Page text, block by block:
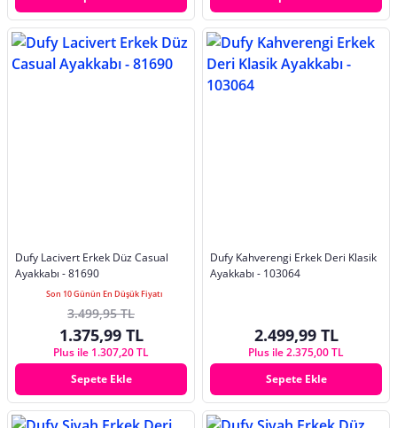
Dufy Lacivert Erkek Düz Casual
Ayakkabı - 81690
Son 10 Günün En Düşük Fiyatı
3.499,95 TL
1.375,99 TL
Plus ile 1.307,20 TL
Sepete Ekle
Dufy Kahverengi Erkek Deri Klasik
Ayakkabı - 103064
2.499,99 TL
Plus ile 2.375,00 TL
Sepete Ekle